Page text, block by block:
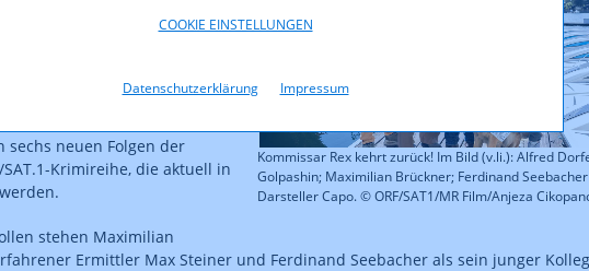
COOKIE EINSTELLUNGEN
Datenschutzerklärung Impressum
Kommissar Rex kehrt zurück! Im Bild (v.li.): Alfred
Golpashin; Maximilian Brückner; Ferdinand
Darsteller Capo. © ORF/SAT1/MR Film/Anjeza
frischem Team und
ist Kommissar Rex 2025
Bildschirm. Der
AUSTRUA unterstützt die
sechs neuen Folgen der
Krimireihe, die aktuell in
stehen Maximilian
Ermittler Max Steiner und Ferdinand Seebacher als sein junger